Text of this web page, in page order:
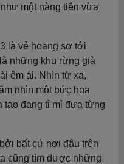
một nàng tiên vừa
là vẻ hoang sơ tới
những khu rừng già
êm ái. Nhìn từ xa,
nhìn một bức họa
tạo đang tỉ mỉ đưa từng
bất cứ nơi đâu trên
cũng tìm được những